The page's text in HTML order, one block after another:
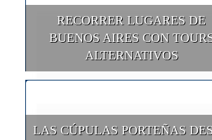
RECORRER LUGARES DE
BUENOS AIRES CON
ALTERNATIVOS
LAS CÚPULAS PORTEÑAS